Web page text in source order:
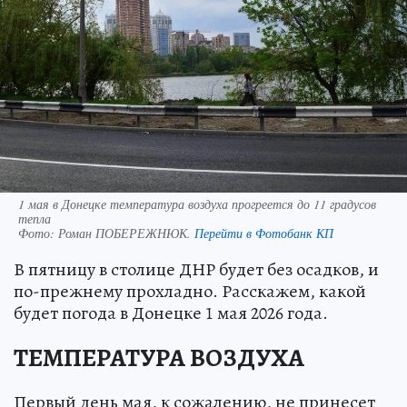
1 мая в Донецке температура воздуха прогреется до 11 градусов
тепла
Фото: Роман ПОБЕРЕЖНЮК. Перейти в Фотобанк КП
В пятницу в столице ДНР будет без осадков, и
по-прежнему прохладно. Расскажем, какой
будет погода в Донецке 1 мая 2026 года.
ТЕМПЕРАТУРА ВОЗДУХА